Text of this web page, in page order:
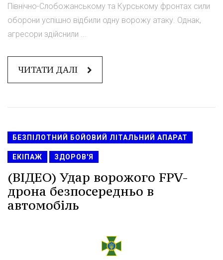
Північно-Слобожанському та Курському фронтах сили
оборони успішно відбили одну ворожу атаку. Однак,
агресори здійснили ...
ЧИТАТИ ДАЛІ
БЕЗПІЛОТНИЙ БОЙОВИЙ ЛІТАЛЬНИЙ АПАРАТ
ЕКІПАЖ ЗДОРОВ'Я
(ВІДЕО) Удар ворожого FPV-
дрона безпосередньо в
автомобіль